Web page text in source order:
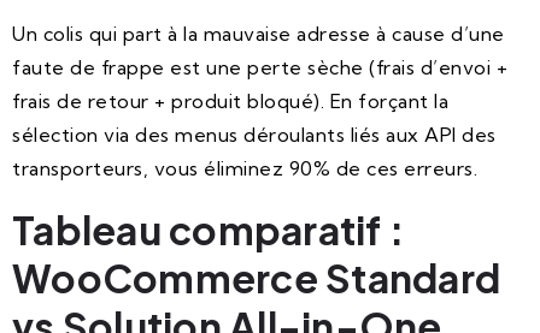
Un colis qui part à la mauvaise adresse à cause d’une
faute de frappe est une perte sèche (frais d’envoi +
frais de retour + produit bloqué). En forçant la
sélection via des menus déroulants liés aux API des
transporteurs, vous éliminez 90% de ces erreurs.
Tableau comparatif :
WooCommerce Standard